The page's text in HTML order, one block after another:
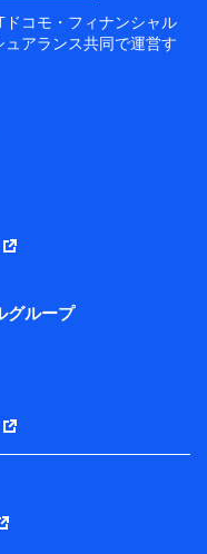
ドコモ・フィナンシャル
ュアランス共同で運営す
グループ